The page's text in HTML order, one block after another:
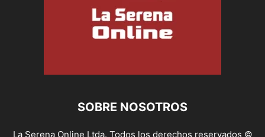
SOBRE NOSOTROS
La Serena Online Ltda. Todos los derechos reservados ©